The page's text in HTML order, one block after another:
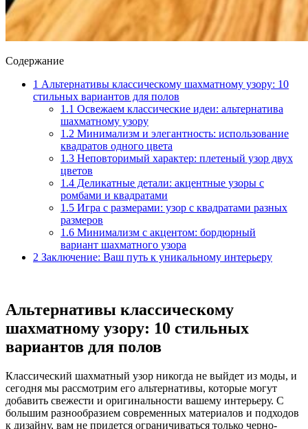
Содержание
1 Альтернативы классическому шахматному узору: 10
стильных вариантов для полов
1.1 Освежаем классические идеи: альтернатива
шахматному узору
1.2 Минимализм и элегантность: использование
квадратов одного цвета
1.3 Неповторимый характер: плетеный узор двух
цветов
1.4 Деликатные детали: акцентные узоры с
ромбами и квадратами
1.5 Игра с размерами: узор с квадратами разных
размеров
1.6 Минимализм с акцентом: бордюрный
вариант шахматного узора
2 Заключение: Ваш путь к уникальному интерьеру
Альтернативы классическому
шахматному узору: 10 стильных
вариантов для полов
Классический шахматный узор никогда не выйдет из моды, и
сегодня мы рассмотрим его альтернативы, которые могут
добавить свежести и оригинальности вашему интерьеру. С
большим разнообразием современных материалов и подходов
к дизайну, вам не придется ограничиваться только черно-